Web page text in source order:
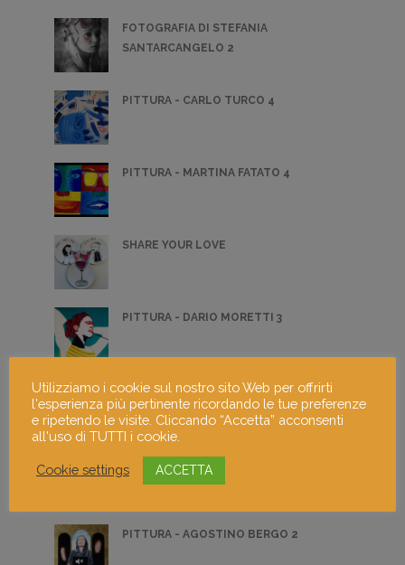
FOTOGRAFIA DI STEFANIA
SANTARCANGELO 2
PITTURA - CARLO TURCO 4
PITTURA - MARTINA FATATO 4
SHARE YOUR LOVE
PITTURA - DARIO MORETTI 3
PITTURA - BARBARA BERGONZONI 1
PITTURA - AGOSTINO BERGO 2
Utilizziamo i cookie sul nostro sito Web per offrirti
l'esperienza più pertinente ricordando le tue preferenze
e ripetendo le visite. Cliccando “Accetta” acconsenti
all'uso di TUTTI i cookie.
Cookie settings ACCETTA